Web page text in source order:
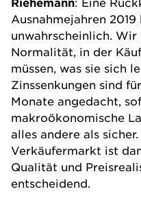
Ausnahmejahren
unwahrscheinlich. Wir
Normalität, in der
müssen, was sie sich
Zinssenkungen sind
Monate angedacht,
makroökonomische
alles andere als
Verkäufermarkt ist
Qualität und
entscheidend.